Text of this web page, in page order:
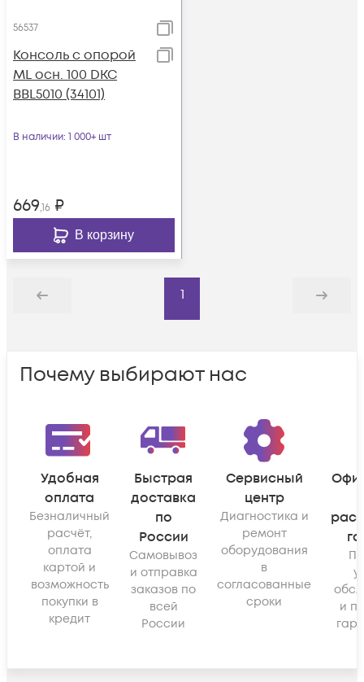
56537
Консоль с опорой
ML осн. 100 DKC
BBL5010 (34101)
В наличии: 1 000+ шт
669,16 ₽
В корзину
Назад
1
Дальше
Почему выбирают нас
Удобная
оплата
Безналичный
расчёт,
оплата
картой и
возможность
покупки в
кредит
Быстрая
доставка
по
России
Самовывоз
и отправка
заказов по
всей
России
Сервисный
центр
Диагностика и
ремонт
оборудования
в
согласованные
сроки
и